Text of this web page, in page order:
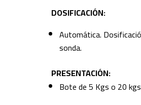
DOSIFICACIÓN:
Automática.
sonda.
PRESENTACIÓN:
Bote de 5 Kgs o 20